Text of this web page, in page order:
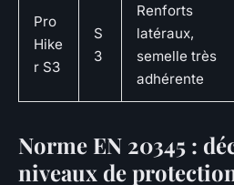
Pro
Hike
r S3
S
3
Renforts
latéraux,
semelle très
adhérente
Norme EN 20345 :
niveaux de